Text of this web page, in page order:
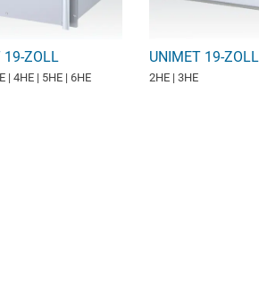
19-ZOLL
| 4HE | 5HE | 6HE
UNIMET 19-ZOLL
2HE | 3HE